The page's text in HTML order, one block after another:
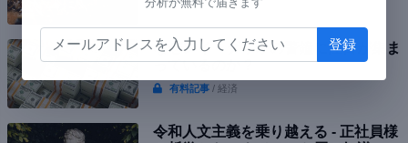
なぜレイ・ダリオの警鐘に注目が集ま
っているのか？
有料記事 / 経済
令和人文主義を乗り越える - 正社員様